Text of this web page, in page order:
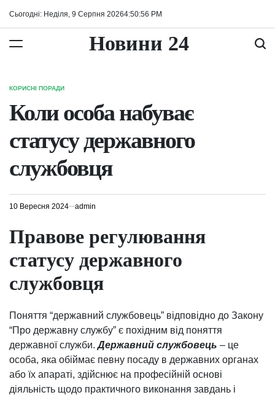
Сьогодні: Неділя, 9 Серпня 20264:50:57 PM
Новини 24
ОПУБЛІКУВАТИ
КОРИСНІ ПОРАДИ
Коли особа набуває
статусу державного
службовця
10 Вересня 2024 admin
Правове регулювання
статусу державного
службовця
Поняття “державний службовець” відповідно до Закону
“Про державну службу” є похідним від поняття
державної служби.Державний службовець – це
особа, яка обіймає певну посаду в державних органах
або їх апараті, здійснює на професійній основі
діяльність щодо практичного виконання завдань і